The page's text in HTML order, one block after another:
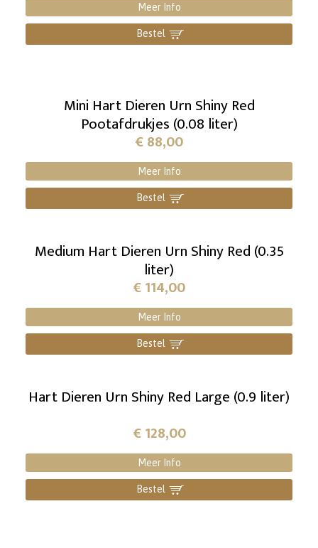
Meer Info
Bestel ]
Mini Hart Dieren Urn Shiny Red
Pootafdrukjes (0.08 liter)
€88,00
Meer Info
Bestel ]
Medium Hart Dieren Urn Shiny Red (0.35
liter)
€114,00
Meer Info
Bestel ]
Hart Dieren Urn Shiny Red Large (0.9 liter)
€128,00
Meer Info
Bestel ]